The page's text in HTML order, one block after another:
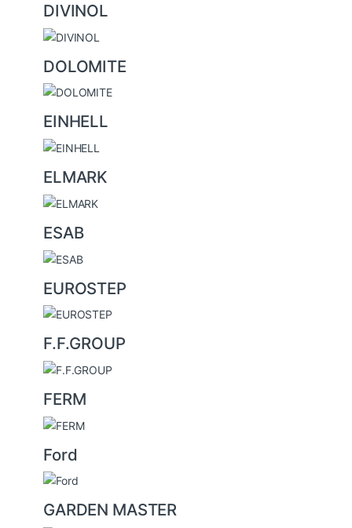
DIVINOL
DOLOMITE
EINHELL
ELMARK
ESAB
EUROSTEP
F.F.GROUP
FERM
Ford
GARDEN MASTER